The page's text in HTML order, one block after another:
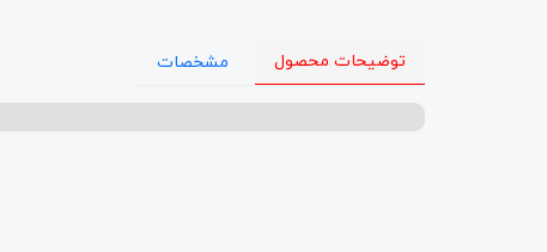
توضیحات محصول مشخصات